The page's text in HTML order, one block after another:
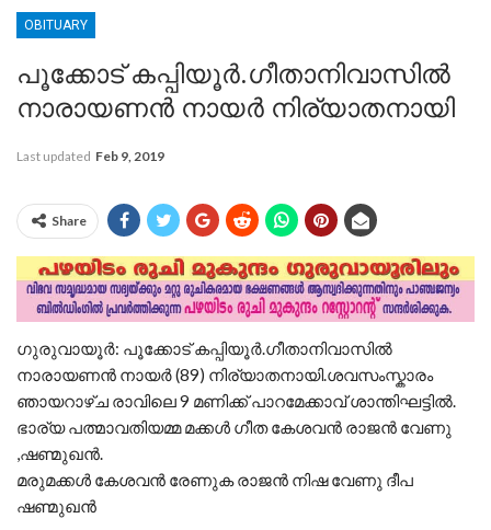
OBITUARY
പൂക്കോട് കപ്പിയൂർ.ഗീതാനിവാസിൽ
നാരായണൻ നായർ നിര്യാതനായി
Last updated Feb 9, 2019
Share
ഗുരുവായൂർ: പൂക്കോട് കപ്പിയൂർ.ഗീതാനിവാസിൽ
നാരായണൻ നായർ (89) നിര്യാതനായി.ശവസംസ്കാരം
ഞായറാഴ്ച രാവിലെ 9 മണിക്ക് പാറമേക്കാവ് ശാന്തിഘട്ടിൽ.
ഭാര്യ പത്മാവതിയമ്മ മക്കൾ ഗീത കേശവൻ രാജൻ വേണു
,ഷണ്മുഖൻ.
മരുമക്കൾ കേശവൻ രേണുക രാജൻ നിഷ വേണു ദീപ
ഷണ്മുഖൻ